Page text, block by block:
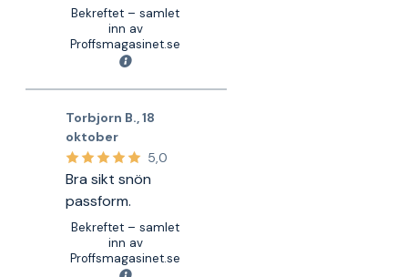
Bekreftet – samlet
inn av
Proffsmagasinet.se
Torbjorn B. ,18
oktober
5,0
Bra sikt snön
passform.
Bekreftet – samlet
inn av
Proffsmagasinet.se